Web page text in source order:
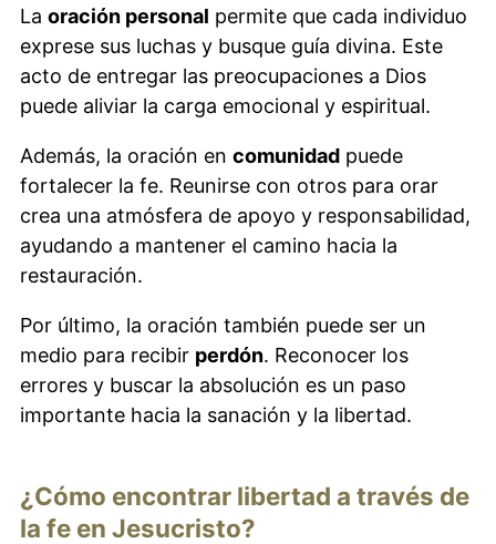
La oración personal permite que cada individuo
exprese sus luchas y busque guía divina. Este
acto de entregar las preocupaciones a Dios
puede aliviar la carga emocional y espiritual.
Además, la oración en comunidad puede
fortalecer la fe. Reunirse con otros para orar
crea una atmósfera de apoyo y responsabilidad,
ayudando a mantener el camino hacia la
restauración.
Por último, la oración también puede ser un
medio para recibir perdón. Reconocer los
errores y buscar la absolución es un paso
importante hacia la sanación y la libertad.
¿Cómo encontrar libertad a través de
la fe en Jesucristo?